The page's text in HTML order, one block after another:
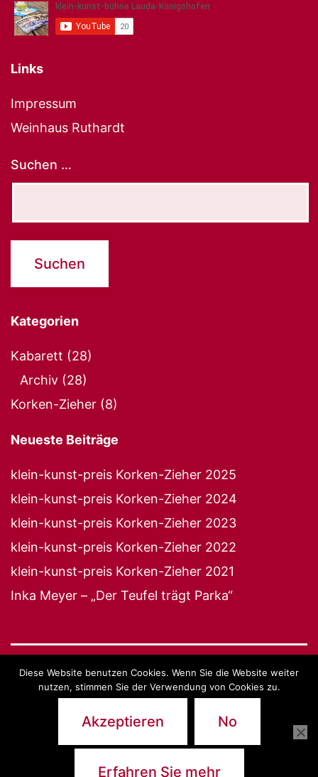
Links
Impressum
Weinhaus Ruthardt
Suchen …
Kategorien
Kabarett (28)
Archiv (28)
Korken-Zieher (8)
Neueste Beiträge
klein-kunst-preis Korken-Zieher 2025
klein-kunst-preis Korken-Zieher 2024
klein-kunst-preis Korken-Zieher 2023
klein-kunst-preis Korken-Zieher 2022
klein-kunst-preis Korken-Zieher 2021
Inka Meyer – „Der Teufel trägt Parka“
27 JAHRE KLEIN-KUNST-BÜHNE
Stolz präsentiert vonWordPress.
Diese Website benutzen Cookies. Wenn Sie die Website weiter
nutzen, stimmen Sie der Verwendung von Cookies zu.
Akzeptieren No
Erfahren Sie mehr